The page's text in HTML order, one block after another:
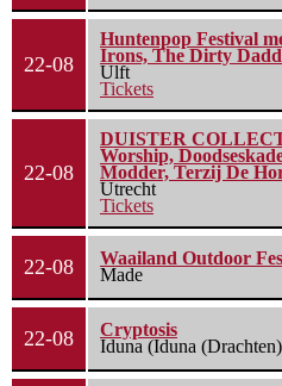
22-08
Huntenpop Festival
Irons, The Dirty
Ulft
Tickets
22-08
DUISTER
Worship,
Modder, Terzij De
Utrecht
Tickets
22-08
Waailand Outdoor
Made
22-08
Cryptosis
Iduna (Iduna